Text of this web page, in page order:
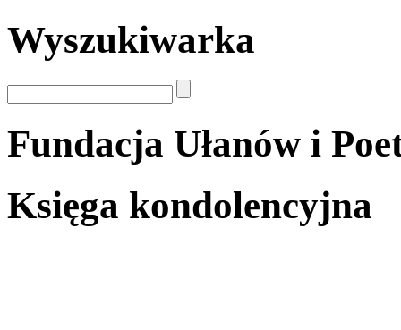
Wyszukiwarka
Fundacja Ułanów i
Księga kondolencyjna